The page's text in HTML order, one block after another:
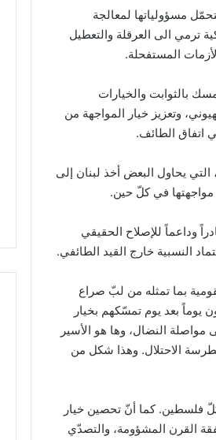
مسؤولياتها لمعالجة
ترمي الى العرقلة والتعطيل
المستفحلة.
بالثوابت والخيارات
وتعزيز خيار المواجهة من
اتفاق الطائف.
التي يحاول البعض أخذ لبنان إلى
مواجهتها في كلّ حين.
وداعماً للإصلاح الحقيقي
النسبية خارج القيد الطائفي.
بما تمثله من لبّ صراع
يوماً بعد يوم تمسّكهم بخيار
مواصلة النضال، وها هو الأسير
غطرسة الاحتلال. وهذا شكل من
فلسطين. كما أنّ تحصين خيار
القرن المشؤومة، والتصدّي